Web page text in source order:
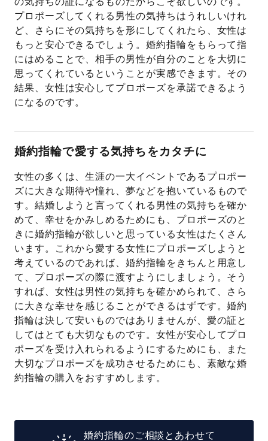
プロポーズしてくれる男性の気持ちはうれしいけれ
ど、さらにその気持ちを形にしてくれたら、女性は
もっと安心できるでしょう。婚約指輪をもらって指
にはめることで、相手の男性が自分のことを大切に
思ってくれているということが実感できます。その
結果、女性は安心してプロポーズを承諾できるよう
になるのです。
婚約指輪で愛する気持ちをカタチに
女性の多くは、生涯の一大イベントであるプロポー
ズに大きな期待や憧れ、夢などを抱いているもので
す。結婚しようと言ってくれる男性の気持ちを確か
めて、幸せをかみしめるためにも、プロポーズのと
きに婚約指輪が欲しいと思っている女性はたくさん
います。これから愛する女性にプロポーズしようと
考えているのであれば、婚約指輪をきちんと用意し
て、プロポーズの際に渡すようにしましょう。そう
すれば、女性は男性の気持ちを確かめられて、さら
に大きな幸せを感じることができるはずです。婚約
指輪は決して安いものではありませんが、愛の証と
してはとても大切なものです。女性が安心してプロ
ポーズを受け入れられるようにするためにも、また
大切なプロポーズを成功させるためにも、素敵な婚
約指輪の購入をおすすめします。
婚約指輪のご相談とあわせて